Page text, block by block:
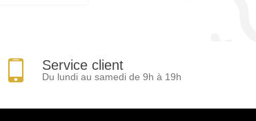
Service client
Du lundi au samedi de 9h à 19h